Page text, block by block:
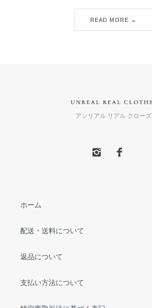
READ MORE →
アンリアル リアル クローズ
ホーム
配送・送料について
返品について
支払い方法について